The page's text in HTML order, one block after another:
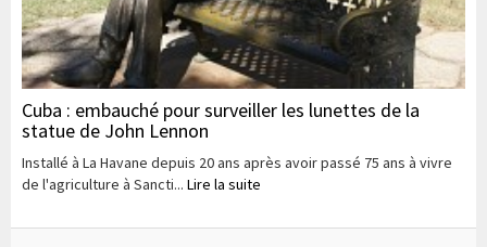
Cuba : embauché pour surveiller les lunettes de la
statue de John Lennon
Installé à La Havane depuis 20 ans après avoir passé 75 ans à vivre
de l'agriculture à Sancti... Lire la suite